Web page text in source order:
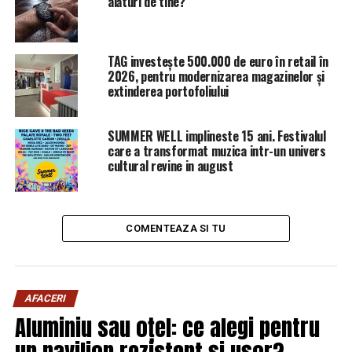
(www.mae.ro/app_cs), care oferă informaţii şi sfaturi de
călătorie. Agerpres
ARTICOLE PE ACEIASI TEMA: PRIMA
URMATORUL
Tarom, cea mai de încredere companie aviatică. A
înregistrat cel mai mic număr de incidente | Sibiul de
AZI
NU RATATI
Protestul din 10 august. Presa internațională anunță
TAG investește 500.000 de euro în retail în
2026, pentru modernizarea magazinelor și
extinderea portofoliului
SUMMER WELL implineste 15 ani. Festivalul
care a transformat muzica intr-un univers
cultural revine in august
COMENTEAZA SI TU
AFACERI
Aluminiu sau oțel: ce alegi pentru